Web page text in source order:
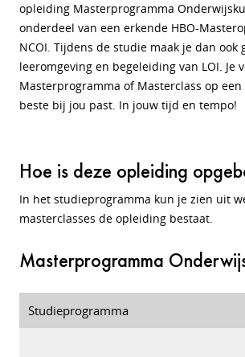
opleiding Masterprogramma
onderdeel van een erkende HBO-
NCOI. Tijdens de studie maak je dan ook
leeromgeving en begeleiding van LOI. Je
Masterprogramma of Masterclass op
beste bij jou past. In jouw tijd en tempo!
Hoe is deze opleiding
In het studieprogramma kun je zien uit
masterclasses de opleiding bestaat.
Masterprogramma
Studieprogramma